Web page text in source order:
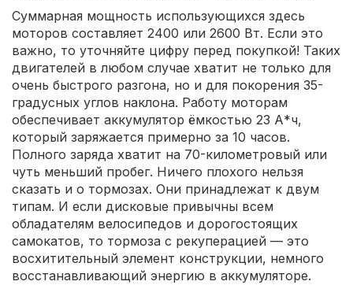
Суммарная мощность использующихся здесь
моторов составляет 2400 или 2600 Вт. Если это
важно, то уточняйте цифру перед покупкой! Таких
двигателей в любом случае хватит не только для
очень быстрого разгона, но и для покорения 35-
градусных углов наклона. Работу моторам
обеспечивает аккумулятор ёмкостью 23 А*ч,
который заряжается примерно за 10 часов.
Полного заряда хватит на 70-километровый или
чуть меньший пробег. Ничего плохого нельзя
сказать и о тормозах. Они принадлежат к двум
типам. И если дисковые привычны всем
обладателям велосипедов и дорогостоящих
самокатов, то тормоза с рекуперацией — это
восхитительный элемент конструкции, немного
восстанавливающий энергию в аккумуляторе.